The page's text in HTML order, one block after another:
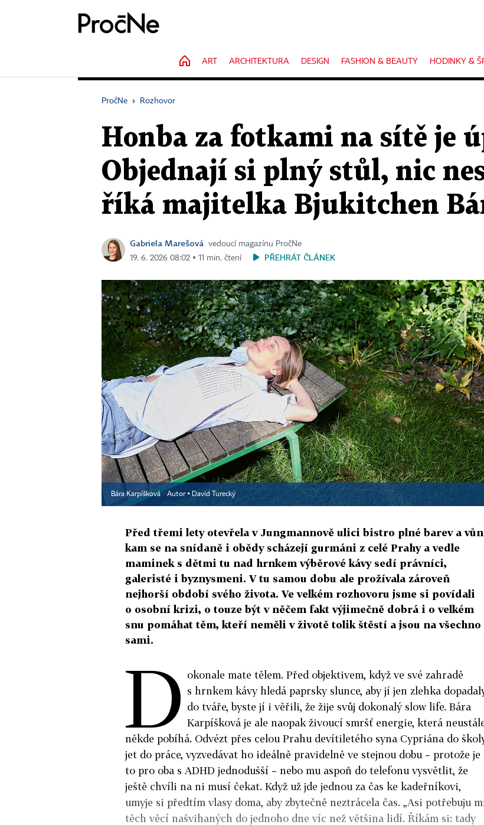
HOME
ART ARCHITEKTURA DESIGN FASHION & BEAUTY HODINKY &
PročNe › Rozhovor
Honba za fotkami na sítě je
Objednají si plný stůl, nic
říká majitelka Bjukitchen
Gabriela Marešová
vedoucí magazínu PročNe
19. 6. 2026 08:02 ▪ 11 min. čtení
PŘEHRÁT ČLÁNEK
Bára Karpíšková Autor ▪ David Turecký
Před třemi lety otevřela v Jungmannově ulici bistro plné barev a
kam se na snídaně i obědy scházejí gurmáni z celé Prahy a vedle
maminek s dětmi tu nad hrnkem výběrové kávy sedí právníci,
galeristé i byznysmeni. V tu samou dobu ale prožívala zároveň
nejhorší období svého života. Ve velkém rozhovoru jsme si povídali
o osobní krizi, o touze být v něčem fakt výjimečně dobrá i o velkém
snu pomáhat těm, kteří neměli v životě tolik štěstí a jsou na všechno
sami.
D okonale mate tělem. Před objektivem, když ve své zahradě
s hrnkem kávy hledá paprsky slunce, aby jí jen zlehka
do tváře, byste jí i věřili, že žije svůj dokonalý slow life. Bára
Karpíšková je ale naopak živoucí smršť energie, která
někde pobíhá. Odvézt přes celou Prahu devítiletého syna Cypriána do
jet do práce, vyzvedávat ho ideálně pravidelně ve stejnou dobu – protože je
to pro oba s ADHD jednodušší – nebo mu aspoň do telefonu vysvětlit, že
ještě chvíli na ni musí čekat. Když už jde jednou za čas ke kadeřníkovi,
umyje si předtím vlasy doma, aby zbytečně neztrácela čas. „Asi potřebuju
těch věcí našvihaných do jednoho dne víc než většina lidí. Říkám si: tady